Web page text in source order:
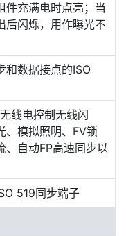
件充满电时点亮；当
后闪烁，用作曝光不
和数据接点的ISO
线电控制无线闪
、模拟照明、FV锁
、自动FP高速同步以
519同步端子